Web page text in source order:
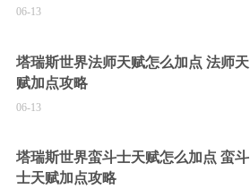
06-13
塔瑞斯世界法师天赋怎么加点 法师天
赋加点攻略
06-13
塔瑞斯世界蛮斗士天赋怎么加点 蛮斗
士天赋加点攻略